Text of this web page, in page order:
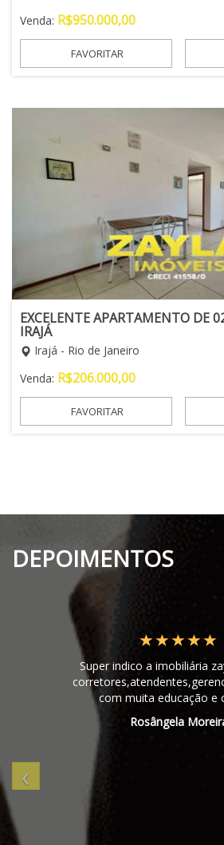
Venda: R$950.000,00
FAVORITAR
EXCELENTE APARTAMENTO DE
IRAJÁ
Irajá - Rio de Janeiro
Venda: R$206.000,00
FAVORITAR
DEPOIMENTOS
Super indico a imobiliária
com muita educação e
Rosângela
‹